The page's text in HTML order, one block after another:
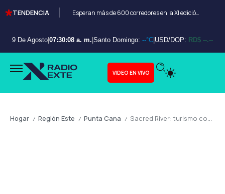
TENDENCIA Esperan más de 600 corredores en la XI edición del Bayahibe 10K
9 De Agosto 07:30:09 a. m. Santo Domingo: --°C USD/DOP: RD$ --.--
VIDEO EN VIVO
Hogar / Región Este / Punta Cana / Sacred River: turismo consciente y sostenibilidad redefinen la experiencia en Punta Cana